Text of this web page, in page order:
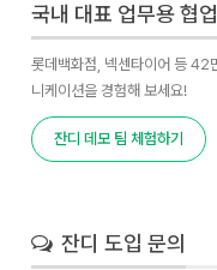
국내 대표 업무용 협
롯데백화점, 넥센타이어 등 42
니케이션을 경험해 보세요!
잔디 데모 팀 체험하기
잔디 도입 문의